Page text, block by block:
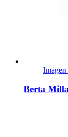
Berta